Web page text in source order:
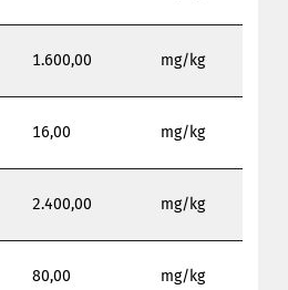
1.600,00 mg/kg
16,00 mg/kg
2.400,00 mg/kg
80,00 mg/kg